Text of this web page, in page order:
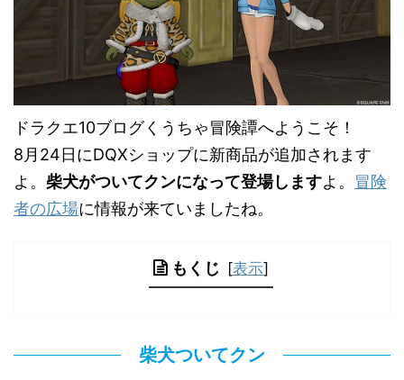
ドラクエ10ブログくうちゃ冒険譚へようこそ！
8月24日にDQXショップに新商品が追加されます
よ。 柴犬がついてクンになって登場しますよ。 冒険
者の広場に情報が来ていましたね。
もくじ [表示]
柴犬ついてクン